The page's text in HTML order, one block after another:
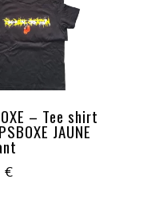
– Tee shirt
JAUNE
€